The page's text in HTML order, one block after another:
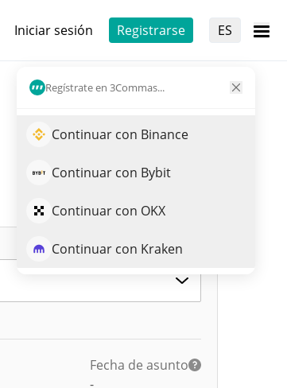
Iniciar sesión Registrarse ES
Regístrate en 3Commas...
Continuar con Binance
Continuar con Bybit
Continuar con OKX
Continuar con Kraken
Fecha de asunto
-